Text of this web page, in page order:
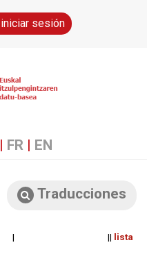
iniciar sesión
| FR | EN
Traducciones
| || lista